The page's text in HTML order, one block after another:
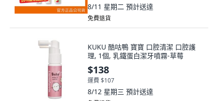
8/11 星期二 預計送達
免費退貨
KUKU 酷咕鴨 寶寶 口腔清潔 口腔護
理, 1個, 乳鐵蛋白潔牙噴霧-草莓
$138
運費 $107
8/12 星期三 預計送達